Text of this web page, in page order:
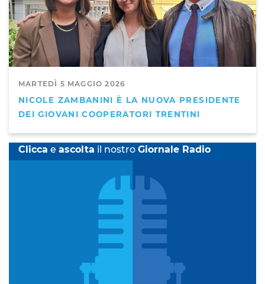
MARTEDÌ 5 MAGGIO 2026
NICOLE ZAMBANINI È LA NUOVA PRESIDENTE
DEI GIOVANI COOPERATORI TRENTINI
Clicca e ascolta il nostro Giornale Radio